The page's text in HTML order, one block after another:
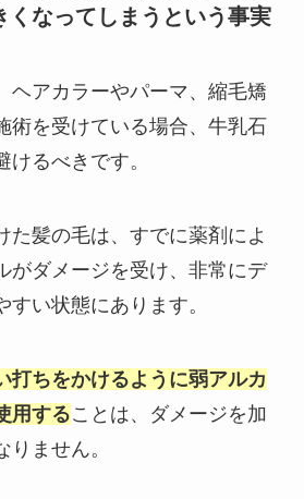
くなってしまうという事実
ヘアカラーやパーマ、縮毛矯
術を受けている場合、牛乳石
るべきです。
た髪の毛は、すでに薬剤によ
がダメージを受け、非常にデ
すい状態にあります。
打ちをかけるように弱アルカ
用することは、ダメージを加
ません。